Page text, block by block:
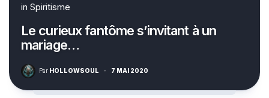
in Spiritisme
Le curieux fantôme s’invitant à un
mariage…
Par HOLLOWSOUL · 7 MAI 2020